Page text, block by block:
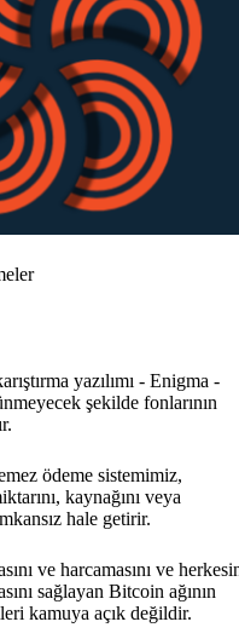
yazılımı - Enigma -
şekilde fonlarının
ödeme sistemimiz,
kaynağını veya
hale getirir.
ve harcamasını ve
sağlayan Bitcoin ağının
kamuya açık değildir.